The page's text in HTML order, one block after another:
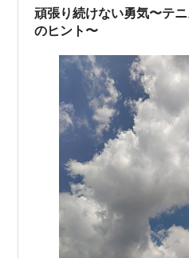
したか という内容なのが共通
も 記事…
頑張り続けない勇気〜テ
のヒント〜